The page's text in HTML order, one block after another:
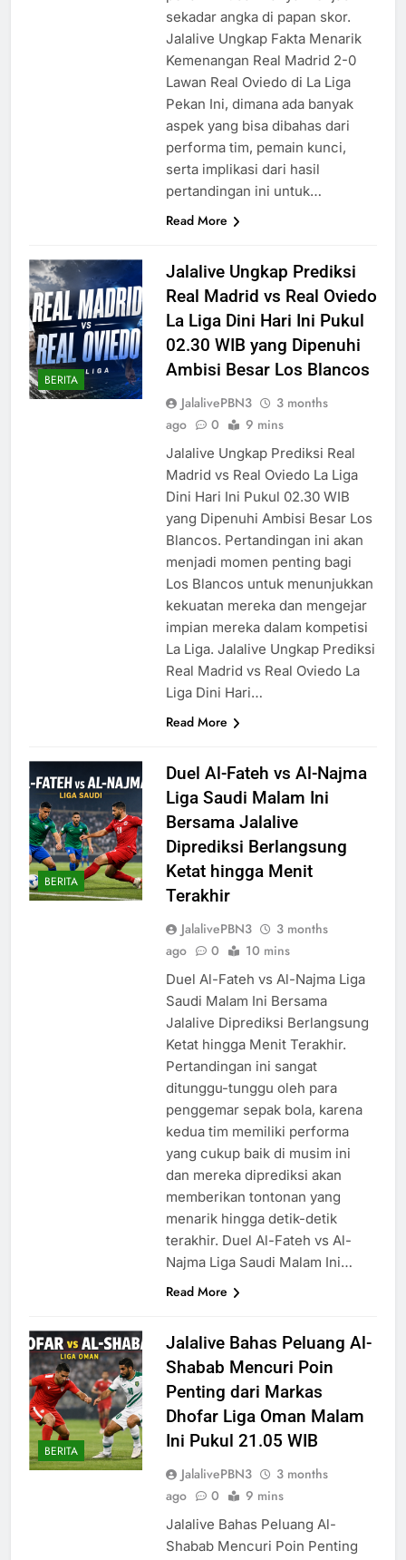
sekadar angka di papan skor.
Jalalive Ungkap Fakta Menarik
Kemenangan Real Madrid 2-0
Lawan Real Oviedo di La Liga
Pekan Ini, dimana ada banyak
aspek yang bisa dibahas dari
performa tim, pemain kunci,
serta implikasi dari hasil
pertandingan ini untuk…
Read More
BERITA
Jalalive Ungkap Prediksi
Real Madrid vs Real Oviedo
La Liga Dini Hari Ini Pukul
02.30 WIB yang Dipenuhi
Ambisi Besar Los Blancos
JalalivePBN3
3 months
ago
0 9 mins
Jalalive Ungkap Prediksi Real
Madrid vs Real Oviedo La Liga
Dini Hari Ini Pukul 02.30 WIB
yang Dipenuhi Ambisi Besar Los
Blancos. Pertandingan ini akan
menjadi momen penting bagi
Los Blancos untuk menunjukkan
kekuatan mereka dan mengejar
impian mereka dalam kompetisi
La Liga. Jalalive Ungkap Prediksi
Real Madrid vs Real Oviedo La
Liga Dini Hari…
Read More
BERITA
Duel Al-Fateh vs Al-Najma
Liga Saudi Malam Ini
Bersama Jalalive
Diprediksi Berlangsung
Ketat hingga Menit
Terakhir
JalalivePBN3
3 months
ago
0 10 mins
Duel Al-Fateh vs Al-Najma Liga
Saudi Malam Ini Bersama
Jalalive Diprediksi Berlangsung
Ketat hingga Menit Terakhir.
Pertandingan ini sangat
ditunggu-tunggu oleh para
penggemar sepak bola, karena
kedua tim memiliki performa
yang cukup baik di musim ini
dan mereka diprediksi akan
memberikan tontonan yang
menarik hingga detik-detik
terakhir. Duel Al-Fateh vs Al-
Najma Liga Saudi Malam Ini…
Read More
BERITA
Jalalive Bahas Peluang Al-
Shabab Mencuri Poin
Penting dari Markas
Dhofar Liga Oman Malam
Ini Pukul 21.05 WIB
JalalivePBN3
3 months
ago
0 9 mins
Jalalive Bahas Peluang Al-
Shabab Mencuri Poin Penting